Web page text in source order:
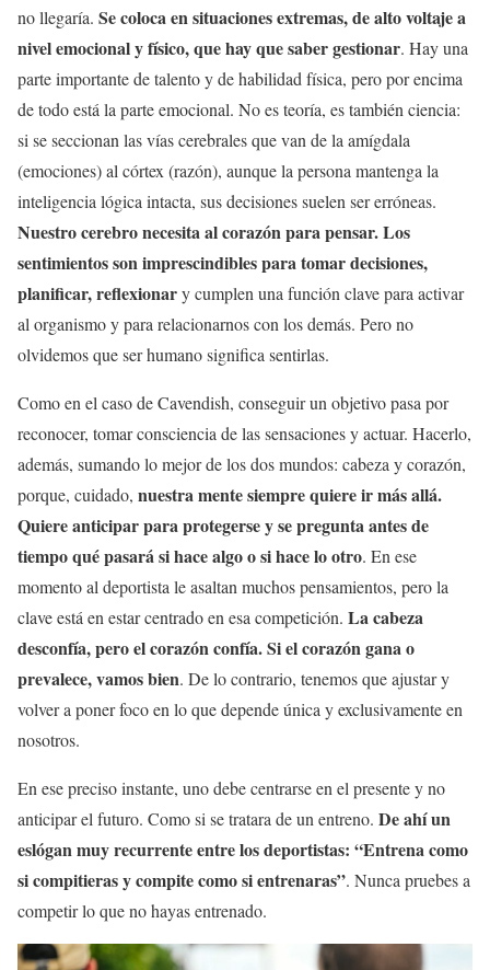
no llegaría. Se coloca en situaciones extremas, de alto voltaje a
nivel emocional y físico, que hay que saber gestionar. Hay una
parte importante de talento y de habilidad física, pero por encima
de todo está la parte emocional. No es teoría, es también ciencia:
si se seccionan las vías cerebrales que van de la amígdala
(emociones) al córtex (razón), aunque la persona mantenga la
inteligencia lógica intacta, sus decisiones suelen ser erróneas.
Nuestro cerebro necesita al corazón para pensar. Los
sentimientos son imprescindibles para tomar decisiones,
planificar, reflexionary cumplen una función clave para activar
al organismo y para relacionarnos con los demás. Pero no
olvidemos que ser humano significa sentirlas.
Como en el caso de Cavendish, conseguir un objetivo pasa por
reconocer, tomar consciencia de las sensaciones y actuar. Hacerlo,
además, sumando lo mejor de los dos mundos: cabeza y corazón,
porque, cuidado, nuestra mente siempre quiere ir más allá.
Quiere anticipar para protegerse y se pregunta antes de
tiempo qué pasará si hace algo o si hace lo otro. En ese
momento al deportista le asaltan muchos pensamientos, pero la
clave está en estar centrado en esa competición. La cabeza
desconfía, pero el corazón confía. Si el corazón gana o
prevalece, vamos bien. De lo contrario, tenemos que ajustar y
volver a poner foco en lo que depende única y exclusivamente en
nosotros.
En ese preciso instante, uno debe centrarse en el presente y no
anticipar el futuro. Como si se tratara de un entreno. De ahí un
eslógan muy recurrente entre los deportistas: “Entrena como
si compitieras y compite como si entrenaras”. Nunca pruebes a
competir lo que no hayas entrenado.